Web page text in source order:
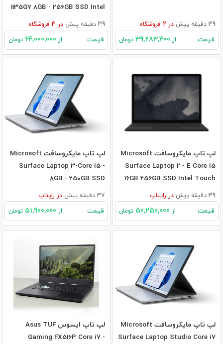
39 دقیقه پیش در فروشگاه
قیمت از تومان
1135G7 8GB - 256GB SSD Intel
39 دقیقه پیش در فروشگاه
قیمت از تومان
لپ تاپ مایکروسافت Microsoft
Surface Laptop 2 - E Core i5
16GB 256GB SSD Intel Touch
39 دقیقه پیش در رایتاپ
قیمت از تومان
لپ تاپ مایکروسافت Microsoft
Surface Laptop 3-Core i5 -
8GB - 250GB SSD
37 دقیقه پیش در رایتاپ
قیمت از تومان
لپ تاپ مایکروسافت Microsoft
Surface Laptop Studio Core i7
لپ تاپ ایسوس Asus TUF
Gaming FX516P Core i7 -